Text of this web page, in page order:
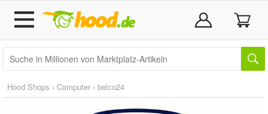
Hood Shops › Computer › belco24